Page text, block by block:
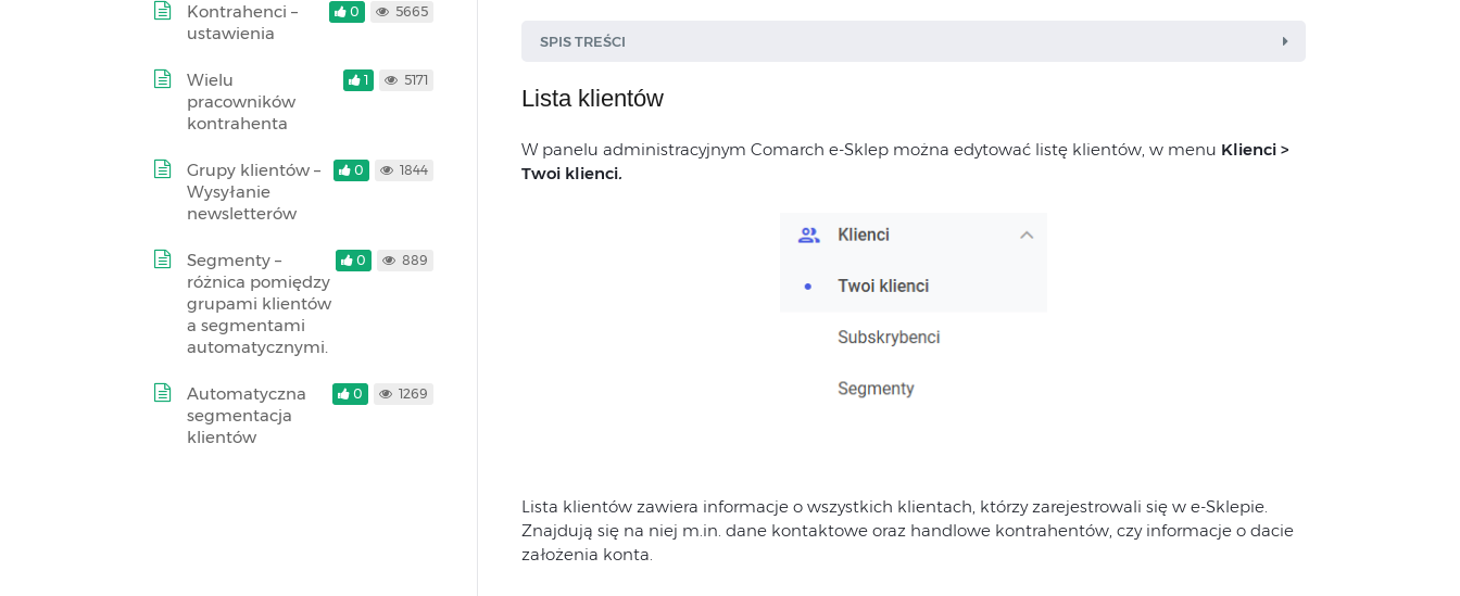
SPIS TREŚCI
Jak dodać nowego klienta?
Jak wygenerować nowe hasło dla kontrahenta/pracownika?
Lista klientów
W panelu administracyjnym Comarch e-Sklep można edytować listę klientów, w menu Klienci >
Twoi klienci.
Lista klientów zawiera informacje o wszystkich klientach, którzy zarejestrowali się w e-Sklepie.
Znajdują się na niej m.in. dane kontaktowe oraz handlowe kontrahentów, czy informacje o dacie
założenia konta.
Kontrahenci –
ustawienia
0 5665
Wielu
pracowników
kontrahenta
1 5171
Grupy klientów –
Wysyłanie
newsletterów
0 1844
Segmenty –
różnica pomiędzy
grupami klientów
a segmentami
automatycznymi.
0 889
Automatyczna
segmentacja
klientów
0 1269